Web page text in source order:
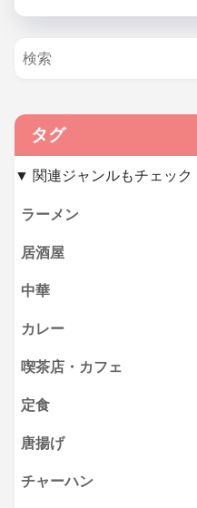
タグ
▼ 関連ジャンルもチェッ
ラーメン
居酒屋
中華
カレー
喫茶店・カフェ
定食
唐揚げ
チャーハン